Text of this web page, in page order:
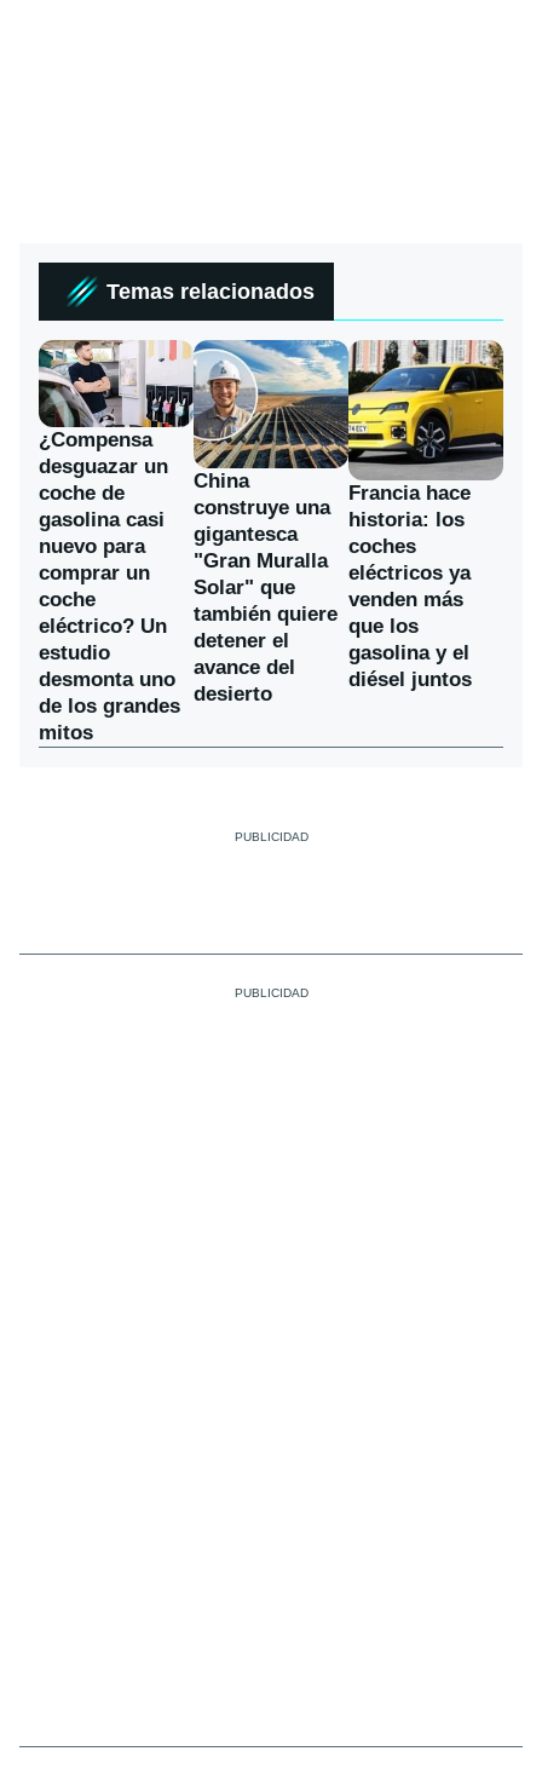
Temas relacionados
¿Compensa
desguazar un
coche de
gasolina casi
nuevo para
comprar un
coche
eléctrico? Un
estudio
desmonta uno
de los grandes
mitos
China
construye una
gigantesca
"Gran Muralla
Solar" que
también quiere
detener el
avance del
desierto
Francia hace
historia: los
coches
eléctricos ya
venden más
que los
gasolina y el
diésel juntos